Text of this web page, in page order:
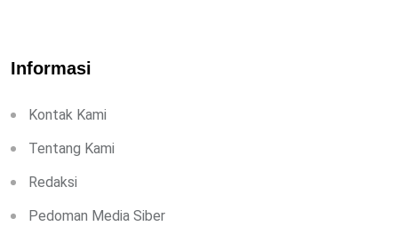
Informasi
Kontak Kami
Tentang Kami
Redaksi
Pedoman Media Siber